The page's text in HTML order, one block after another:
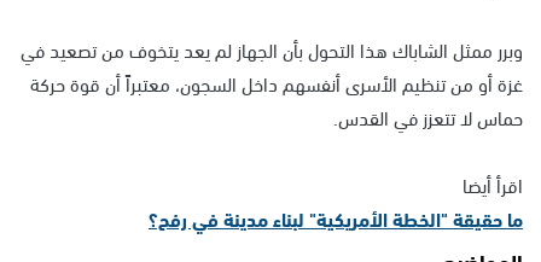
وبرر ممثل الشاباك هذا التحول بأن الجهاز لم يعد يتخوف من تصعيد في
غزة أو من تنظيم الأسرى أنفسهم داخل السجون، معتبراً أن قوة حركة
حماس لا تتعزز في القدس.
اقرأ أيضا
ما حقيقة "الخطة الأمريكية" لبناء مدينة في رفح؟